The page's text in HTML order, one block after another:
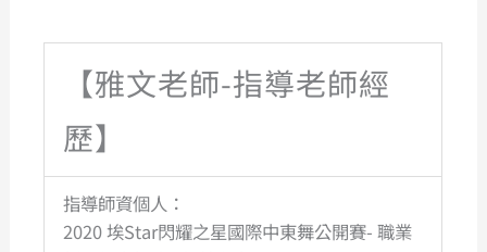
【雅文老師-指導老師經
歷】
指導師資個人：
2020 埃Star閃耀之星國際中東舞公開賽- 職業